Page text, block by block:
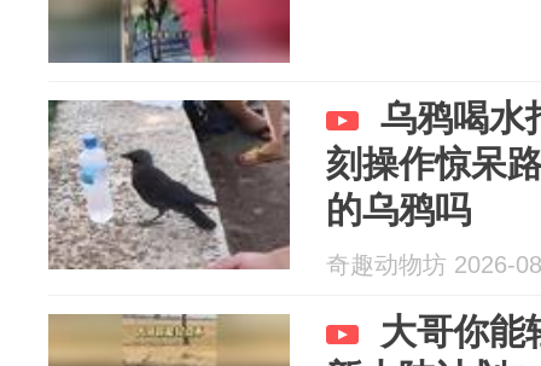
乌鸦喝水
刻操作惊呆
的乌鸦吗
奇趣动物坊 2026-
大哥你能